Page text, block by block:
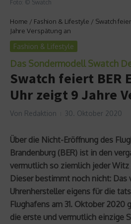
Foto: © Swatch
Home / Fashion & Lifestyle / Swatch
Jahre Verspätung an
Fashion & Lifestyle
Das Sondermodell Swatch
Swatch feiert BER
Uhr zeigt 9 Jahre
Von Redaktion 30. Oktober 2020
Über die Nicht-Eröffnung des
Brandenburg (BER) ist in den
vermutlich so ziemlich jeder
Dieser bestimmt noch nicht: Das
Uhrenhersteller eigens für die
Flughafens am 31. Oktober 2020
die erste und vermutlich einzige